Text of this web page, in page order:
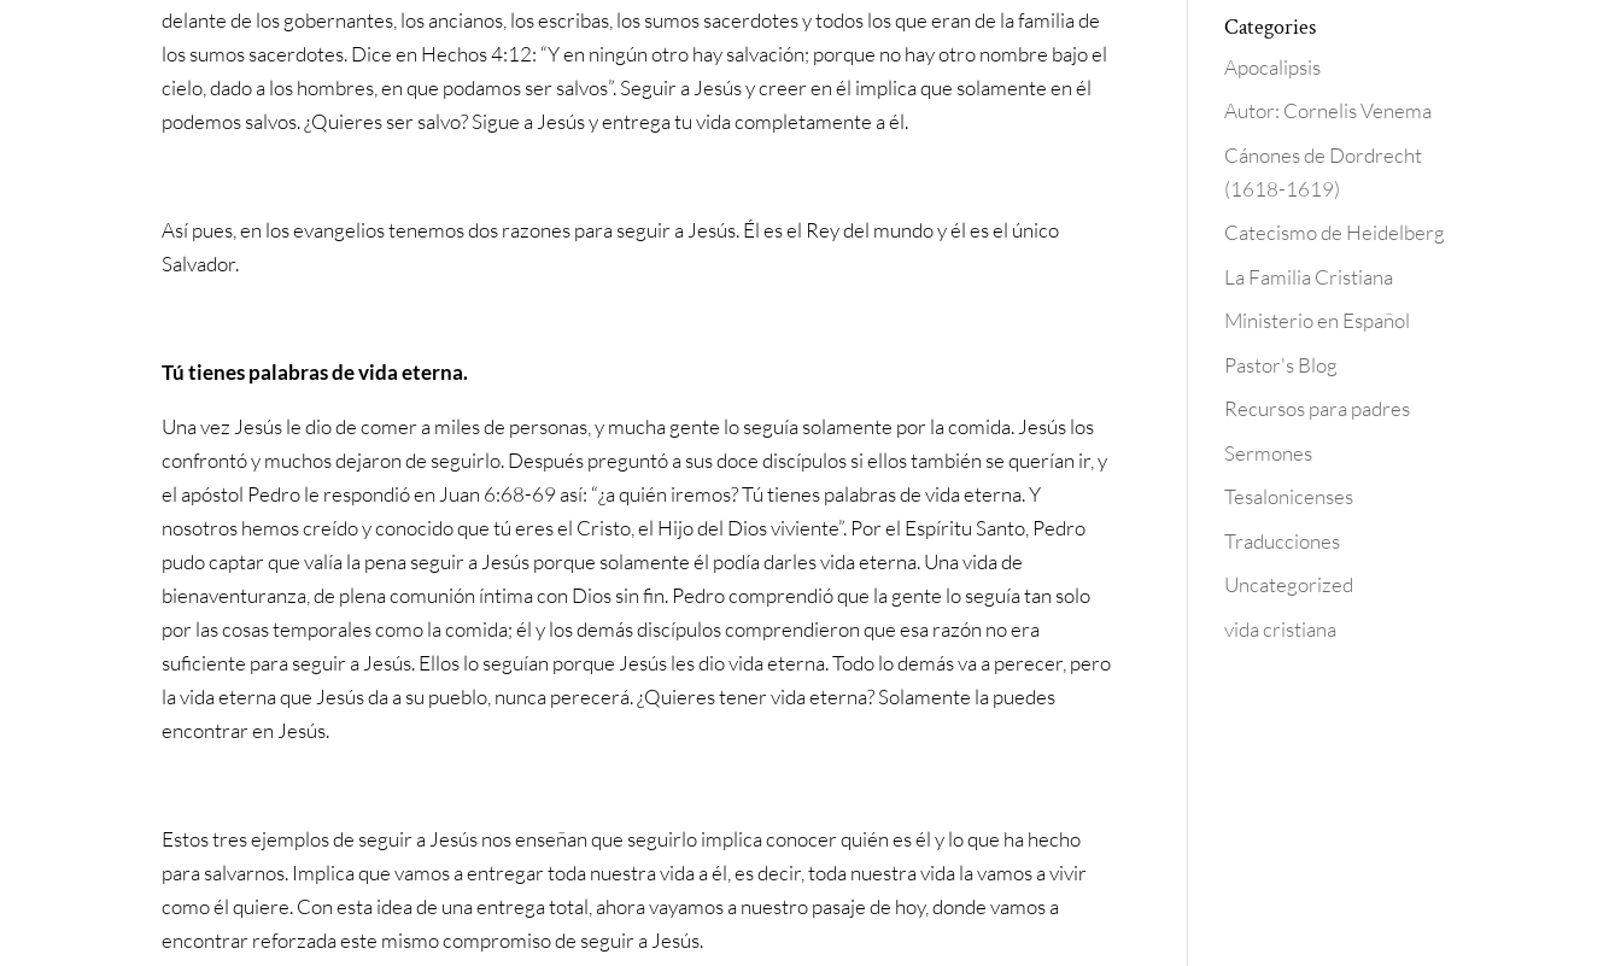
delante de los gobernantes, los ancianos, los escribas, los sumos sacerdotes y todos los que eran de la familia de
los sumos sacerdotes. Dice en Hechos 4:12: “Y en ningún otro hay salvación; porque no hay otro nombre bajo el
cielo, dado a los hombres, en que podamos ser salvos”. Seguir a Jesús y creer en él implica que solamente en él
podemos salvos. ¿Quieres ser salvo? Sigue a Jesús y entrega tu vida completamente a él.
Así pues, en los evangelios tenemos dos razones para seguir a Jesús. Él es el Rey del mundo y él es el único
Salvador.
Tú tienes palabras de vida eterna.
Una vez Jesús le dio de comer a miles de personas, y mucha gente lo seguía solamente por la comida. Jesús los
confrontó y muchos dejaron de seguirlo. Después preguntó a sus doce discípulos si ellos también se querían ir, y
el apóstol Pedro le respondió en Juan 6:68-69 así: “¿a quién iremos? Tú tienes palabras de vida eterna. Y
nosotros hemos creído y conocido que tú eres el Cristo, el Hijo del Dios viviente”. Por el Espíritu Santo, Pedro
pudo captar que valía la pena seguir a Jesús porque solamente él podía darles vida eterna. Una vida de
bienaventuranza, de plena comunión íntima con Dios sin fin. Pedro comprendió que la gente lo seguía tan solo
por las cosas temporales como la comida; él y los demás discípulos comprendieron que esa razón no era
suficiente para seguir a Jesús. Ellos lo seguían porque Jesús les dio vida eterna. Todo lo demás va a perecer, pero
la vida eterna que Jesús da a su pueblo, nunca perecerá. ¿Quieres tener vida eterna? Solamente la puedes
encontrar en Jesús.
Estos tres ejemplos de seguir a Jesús nos enseñan que seguirlo implica conocer quién es él y lo que ha hecho
para salvarnos. Implica que vamos a entregar toda nuestra vida a él, es decir, toda nuestra vida la vamos a vivir
como él quiere. Con esta idea de una entrega total, ahora vayamos a nuestro pasaje de hoy, donde vamos a
encontrar reforzada este mismo compromiso de seguir a Jesús.
Categories
Apocalipsis
Autor: Cornelis Venema
Cánones de Dordrecht
(1618-1619)
Catecismo de Heidelberg
La Familia Cristiana
Ministerio en Español
Pastor's Blog
Recursos para padres
Sermones
Tesalonicenses
Traducciones
Uncategorized
vida cristiana